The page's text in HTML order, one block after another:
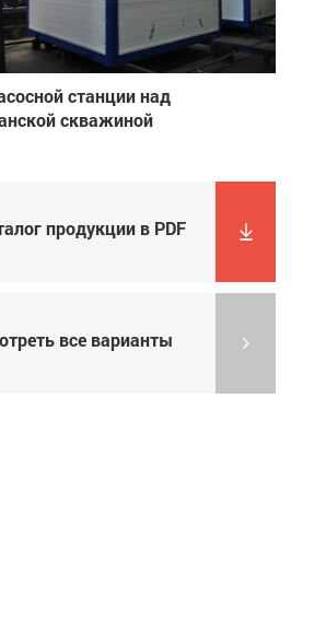
станции над
скважиной
продукции в PDF
все варианты